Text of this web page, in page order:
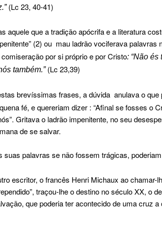
(Lc 23, 40-41)
aquele que a tradição apócrifa e a literatura
(2) ou mau ladrão vociferava palavras
por si próprio e por Cristo: “Não és
também.”(Lc 23,39)
brevíssimas frases, a dúvida anulava o
fé, e quereriam dizer : “Afinal se fosses o
Gritava o ladrão impenitente, no seu
de se salvar.
suas palavras se não fossem trágicas,
escritor, o francês Henri Michaux ao chamar-
traçou-lhe o destino no século XX, o
que poderia ter acontecido de uma cruz a